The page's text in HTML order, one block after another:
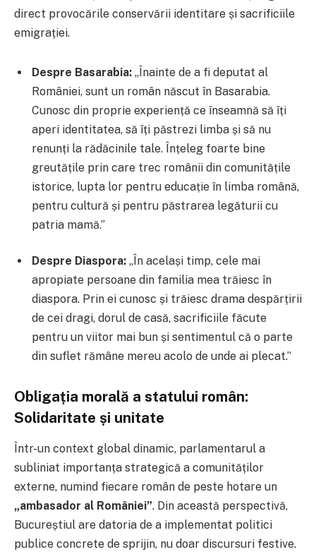
direct provocările conservării identitare și sacrificiile
emigrației.
Despre Basarabia: „Înainte de a fi deputat al
României, sunt un român născut în Basarabia.
Cunosc din proprie experiență ce înseamnă să îți
aperi identitatea, să îți păstrezi limba și să nu
renunți la rădăcinile tale. Înțeleg foarte bine
greutățile prin care trec românii din comunitățile
istorice, lupta lor pentru educație în limba română,
pentru cultură și pentru păstrarea legăturii cu
patria mamă.”
Despre Diaspora: „În același timp, cele mai
apropiate persoane din familia mea trăiesc în
diaspora. Prin ei cunosc și trăiesc drama despărțirii
de cei dragi, dorul de casă, sacrificiile făcute
pentru un viitor mai bun și sentimentul că o parte
din suflet rămâne mereu acolo de unde ai plecat.”
Obligația morală a statului român:
Solidaritate și unitate
Într-un context global dinamic, parlamentarul a
subliniat importanța strategică a comunităților
externe, numind fiecare român de peste hotare un
„ambasador al României”. Din această perspectivă,
Bucureștiul are datoria de a implementat politici
publice concrete de sprijin, nu doar discursuri festive.